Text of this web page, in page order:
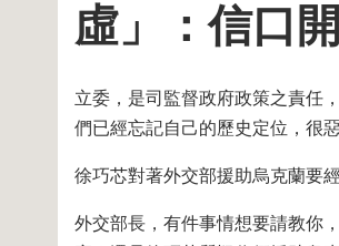
虛」：信口
立委，是司監督政府政策之責任
們已經忘記自己的歷史定位，很惡
徐巧芯對著外交部援助烏克蘭要
外交部長，有件事情想要請教你